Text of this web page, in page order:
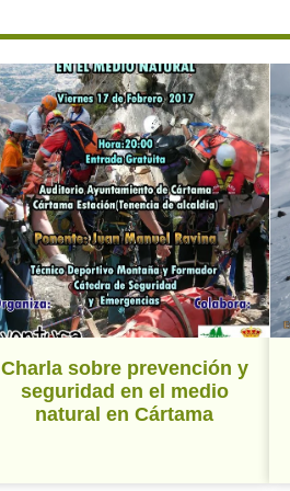
Charla sobre prevención y
seguridad en el medio
natural en Cártama